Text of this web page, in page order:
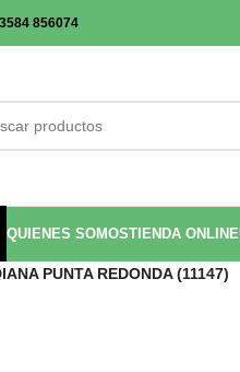
856074
QUIENES SOMOSTIENDA ONLINE
PUNTA REDONDA (11147)